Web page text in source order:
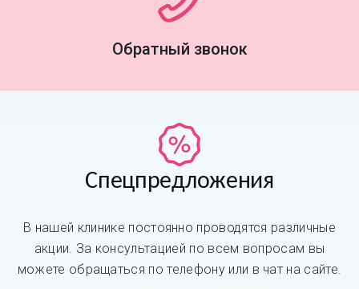
Обратный звонок
Спецпредложения
В нашей клинике постоянно проводятся различные
акции. За консультацией по всем вопросам вы
можете обращаться по телефону или в чат на сайте.